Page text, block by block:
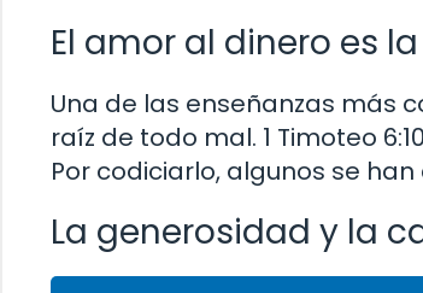
El amor al dinero es
Una de las enseñanzas más
raíz de todo mal. 1 Timoteo
Por codiciarlo, algunos se
La generosidad y la